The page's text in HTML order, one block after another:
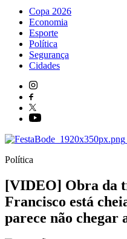
Copa 2026
Economia
Esporte
Política
Segurança
Cidades
Política
[VIDEO] Obra da
Francisco está
parece não chegar